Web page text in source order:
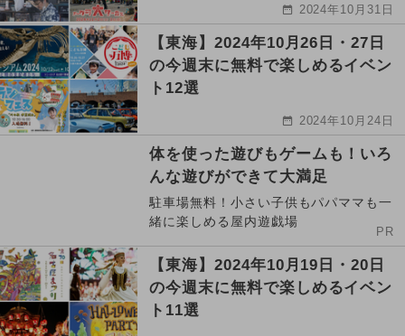
2024年10月31日
【東海】2024年10月26日・27日
の今週末に無料で楽しめるイベン
ト12選
2024年10月24日
体を使った遊びもゲームも！いろ
んな遊びができて大満足
駐車場無料！小さい子供もパパママも一
緒に楽しめる屋内遊戯場
PR
【東海】2024年10月19日・20日
の今週末に無料で楽しめるイベン
ト11選